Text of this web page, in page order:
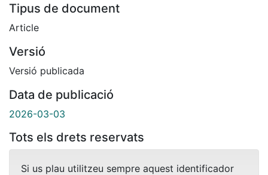
Tipus de document
Article
Versió
Versió publicada
Data de publicació
2026-03-03
Tots els drets reservats
Si us plau utilitzeu sempre aquest identificador